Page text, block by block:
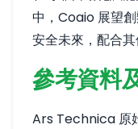
中，Coaio 展望
安全未來，配合其
參考資料
Ars Technica 原